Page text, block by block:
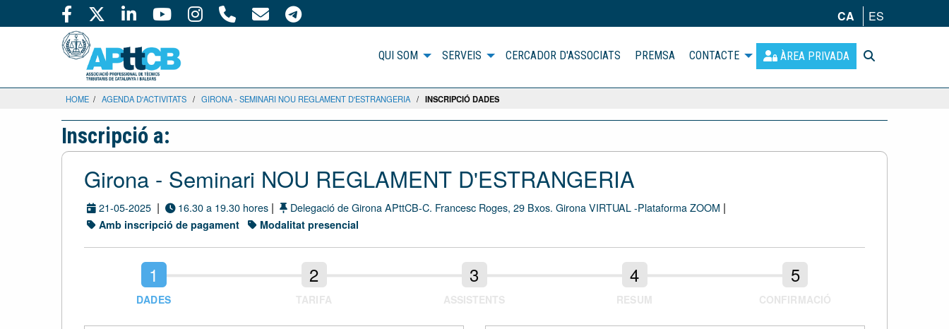
CA ES
QUI SOM SERVEIS CERCADOR D'ASSOCIATS PREMSA CONTACTE ÀREA PRIVADA
HOME / AGENDA D'ACTIVITATS / GIRONA - SEMINARI NOU REGLAMENT D'ESTRANGERIA / INSCRIPCIÓ DADES
Inscripció a:
Girona - Seminari NOU REGLAMENT D'ESTRANGERIA
21-05-2025 | 16.30 a 19.30 hores | Delegació de Girona APttCB-C. Francesc Roges, 29 Bxos. Girona VIRTUAL -Plataforma ZOOM |
Amb inscripció de pagament Modalitat presencial
DADES TARIFA ASSISTENTS RESUM CONFIRMACIÓ